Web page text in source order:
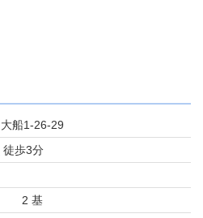
大船1-26-29
徒歩3分
2 基